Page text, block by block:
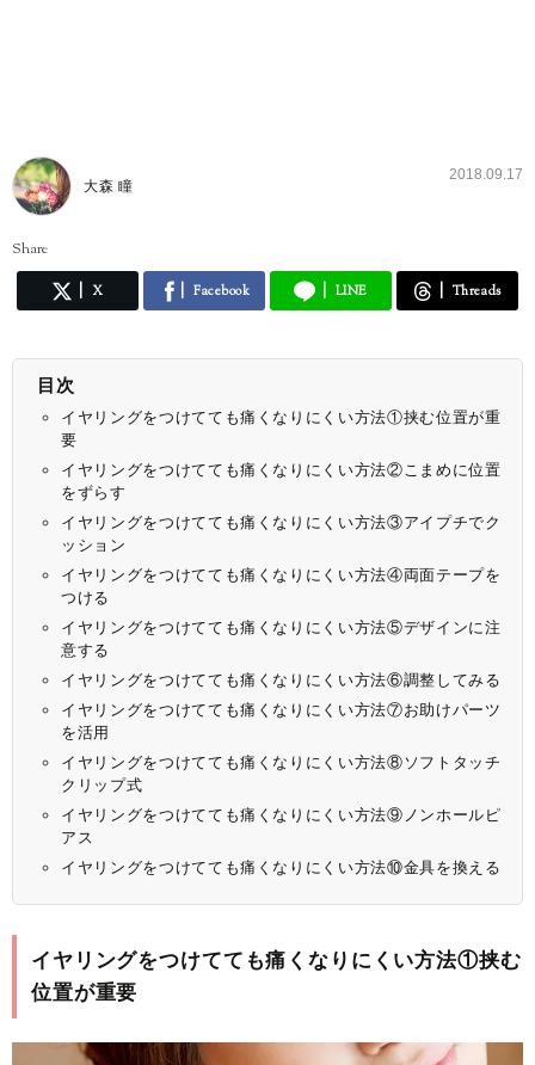
大森 瞳
2018.09.17
Share
X Facebook LINE Threads
目次
イヤリングをつけてても痛くなりにくい方法①挟む位置が重
要
イヤリングをつけてても痛くなりにくい方法②こまめに位置
をずらす
イヤリングをつけてても痛くなりにくい方法③アイプチでク
ッション
イヤリングをつけてても痛くなりにくい方法④両面テープを
つける
イヤリングをつけてても痛くなりにくい方法⑤デザインに注
意する
イヤリングをつけてても痛くなりにくい方法⑥調整してみる
イヤリングをつけてても痛くなりにくい方法⑦お助けパーツ
を活用
イヤリングをつけてても痛くなりにくい方法⑧ソフトタッチ
クリップ式
イヤリングをつけてても痛くなりにくい方法⑨ノンホールピ
アス
イヤリングをつけてても痛くなりにくい方法⑩金具を換える
イヤリングをつけてても痛くなりにくい方法①挟む
位置が重要